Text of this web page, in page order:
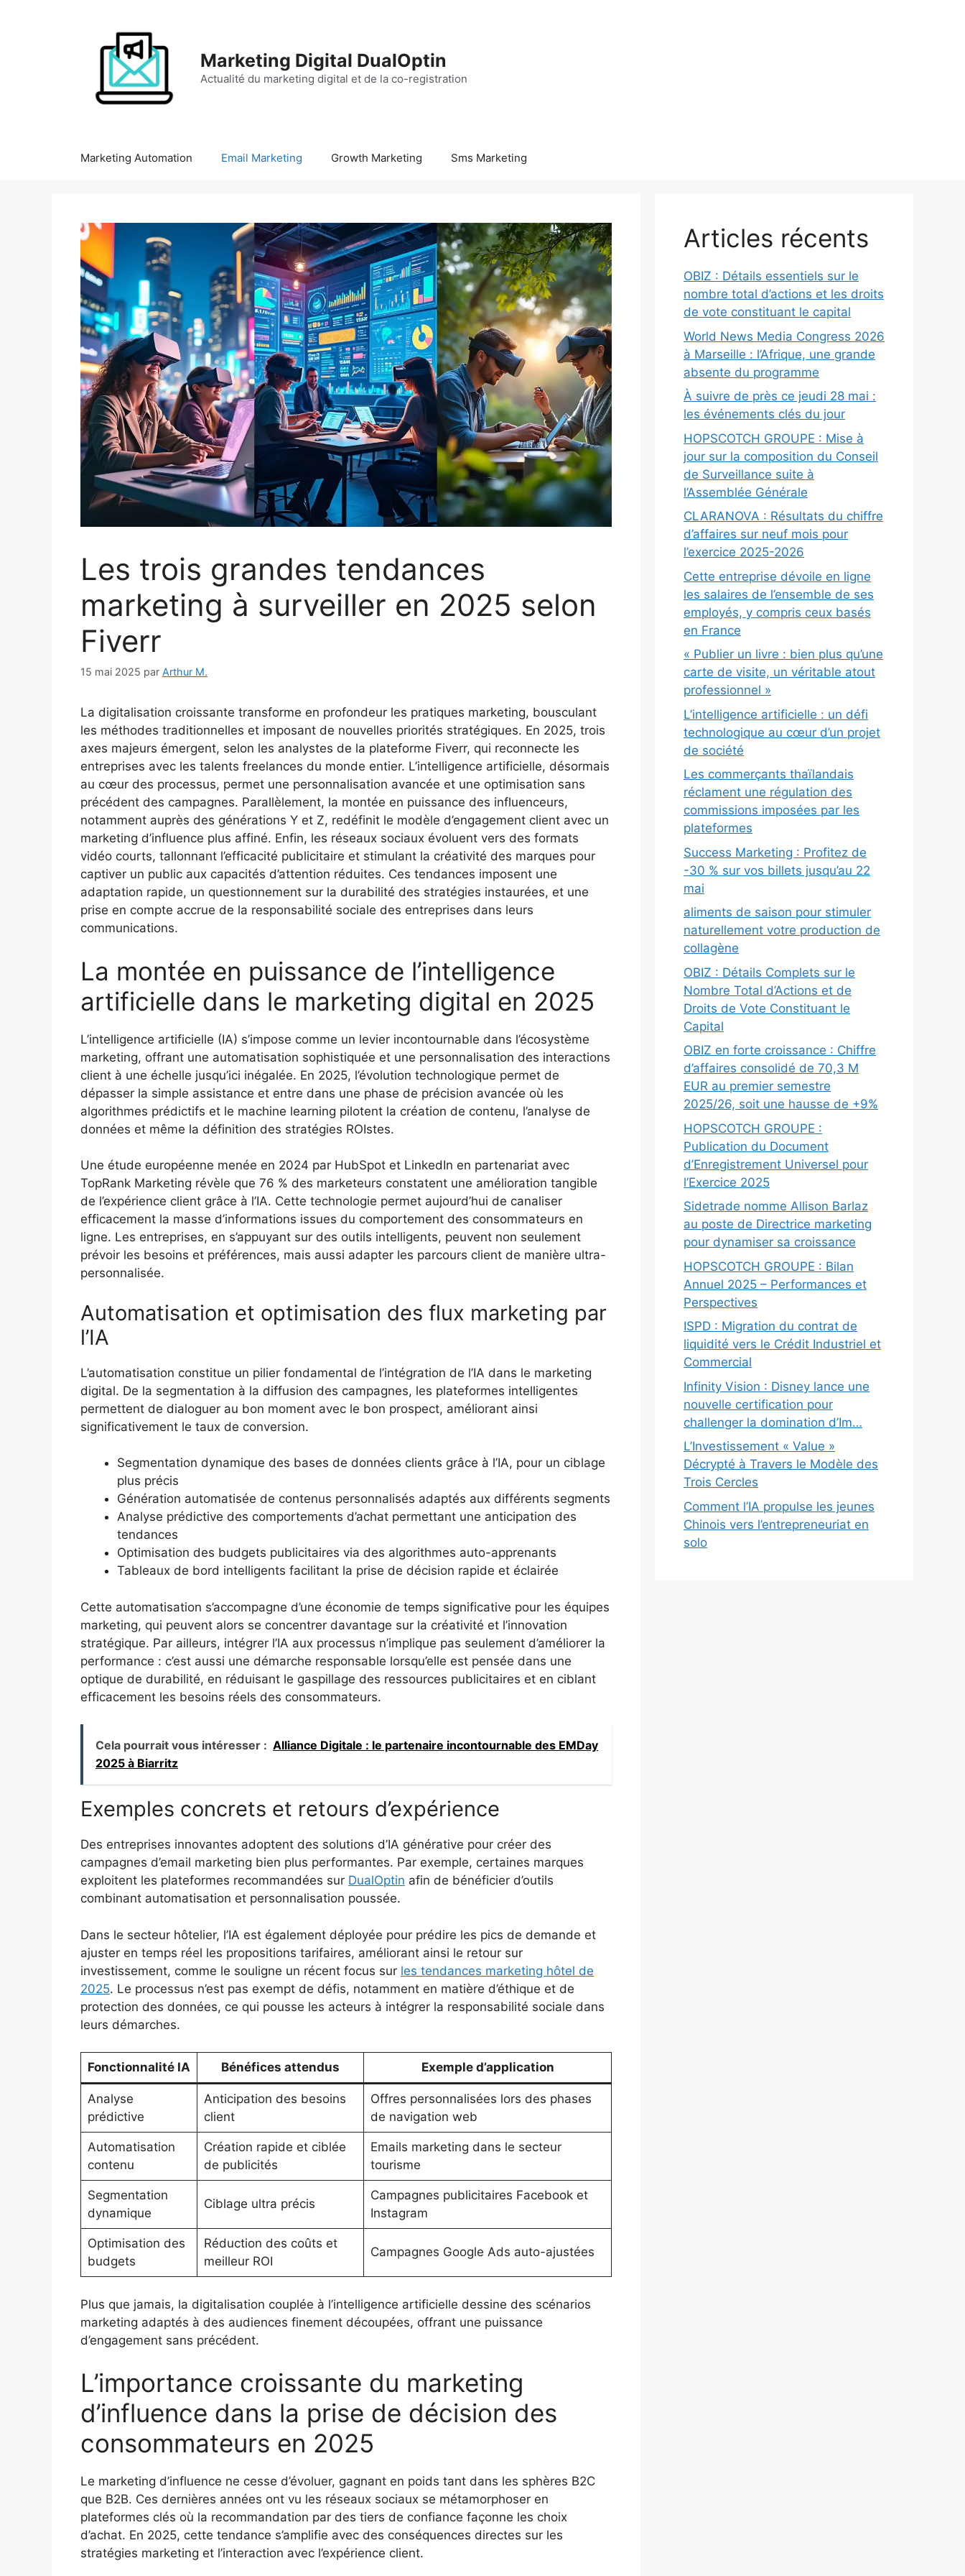
Marketing Digital DualOptin
Actualité du marketing digital et de la co-registration
Marketing Automation Email Marketing Growth Marketing Sms Marketing
Les trois grandes tendances
marketing à surveiller en 2025 selon
Fiverr
15 mai 2025 par Arthur M.
La digitalisation croissante transforme en profondeur les pratiques marketing, bousculant
les méthodes traditionnelles et imposant de nouvelles priorités stratégiques. En 2025, trois
axes majeurs émergent, selon les analystes de la plateforme Fiverr, qui reconnecte les
entreprises avec les talents freelances du monde entier. L’intelligence artificielle, désormais
au cœur des processus, permet une personnalisation avancée et une optimisation sans
précédent des campagnes. Parallèlement, la montée en puissance des influenceurs,
notamment auprès des générations Y et Z, redéfinit le modèle d’engagement client avec un
marketing d’influence plus affiné. Enfin, les réseaux sociaux évoluent vers des formats
vidéo courts, tallonnant l’efficacité publicitaire et stimulant la créativité des marques pour
captiver un public aux capacités d’attention réduites. Ces tendances imposent une
adaptation rapide, un questionnement sur la durabilité des stratégies instaurées, et une
prise en compte accrue de la responsabilité sociale des entreprises dans leurs
communications.
La montée en puissance de l’intelligence
artificielle dans le marketing digital en 2025
L’intelligence artificielle (IA) s’impose comme un levier incontournable dans l’écosystème
marketing, offrant une automatisation sophistiquée et une personnalisation des interactions
client à une échelle jusqu’ici inégalée. En 2025, l’évolution technologique permet de
dépasser la simple assistance et entre dans une phase de précision avancée où les
algorithmes prédictifs et le machine learning pilotent la création de contenu, l’analyse de
données et même la définition des stratégies ROIstes.
Une étude européenne menée en 2024 par HubSpot et LinkedIn en partenariat avec
TopRank Marketing révèle que 76 % des marketeurs constatent une amélioration tangible
de l’expérience client grâce à l’IA. Cette technologie permet aujourd’hui de canaliser
efficacement la masse d’informations issues du comportement des consommateurs en
ligne. Les entreprises, en s’appuyant sur des outils intelligents, peuvent non seulement
prévoir les besoins et préférences, mais aussi adapter les parcours client de manière ultra-
personnalisée.
Automatisation et optimisation des flux marketing par
l’IA
L’automatisation constitue un pilier fondamental de l’intégration de l’IA dans le marketing
digital. De la segmentation à la diffusion des campagnes, les plateformes intelligentes
permettent de dialoguer au bon moment avec le bon prospect, améliorant ainsi
significativement le taux de conversion.
Segmentation dynamique des bases de données clients grâce à l’IA, pour un ciblage
plus précis
Génération automatisée de contenus personnalisés adaptés aux différents segments
Analyse prédictive des comportements d’achat permettant une anticipation des
tendances
Optimisation des budgets publicitaires via des algorithmes auto-apprenants
Tableaux de bord intelligents facilitant la prise de décision rapide et éclairée
Cette automatisation s’accompagne d’une économie de temps significative pour les équipes
marketing, qui peuvent alors se concentrer davantage sur la créativité et l’innovation
stratégique. Par ailleurs, intégrer l’IA aux processus n’implique pas seulement d’améliorer la
performance : c’est aussi une démarche responsable lorsqu’elle est pensée dans une
optique de durabilité, en réduisant le gaspillage des ressources publicitaires et en ciblant
efficacement les besoins réels des consommateurs.
Cela pourrait vous intéresser : Alliance Digitale : le partenaire incontournable des EMDay
2025 à Biarritz
Exemples concrets et retours d’expérience
Des entreprises innovantes adoptent des solutions d’IA générative pour créer des
campagnes d’email marketing bien plus performantes. Par exemple, certaines marques
exploitent les plateformes recommandées sur DualOptin afin de bénéficier d’outils
combinant automatisation et personnalisation poussée.
Dans le secteur hôtelier, l’IA est également déployée pour prédire les pics de demande et
ajuster en temps réel les propositions tarifaires, améliorant ainsi le retour sur
investissement, comme le souligne un récent focus sur les tendances marketing hôtel de
2025. Le processus n’est pas exempt de défis, notamment en matière d’éthique et de
protection des données, ce qui pousse les acteurs à intégrer la responsabilité sociale dans
leurs démarches.
Fonctionnalité IA Bénéfices attendus Exemple d’application
Analyse
prédictive
Anticipation des besoins
client
Offres personnalisées lors des phases
de navigation web
Automatisation
contenu
Création rapide et ciblée
de publicités
Emails marketing dans le secteur
tourisme
Segmentation
dynamique
Ciblage ultra précis
Campagnes publicitaires Facebook et
Instagram
Optimisation des
budgets
Réduction des coûts et
meilleur ROI
Campagnes Google Ads auto-ajustées
Plus que jamais, la digitalisation couplée à l’intelligence artificielle dessine des scénarios
marketing adaptés à des audiences finement découpées, offrant une puissance
d’engagement sans précédent.
L’importance croissante du marketing
d’influence dans la prise de décision des
consommateurs en 2025
Le marketing d’influence ne cesse d’évoluer, gagnant en poids tant dans les sphères B2C
que B2B. Ces dernières années ont vu les réseaux sociaux se métamorphoser en
plateformes clés où la recommandation par des tiers de confiance façonne les choix
d’achat. En 2025, cette tendance s’amplifie avec des conséquences directes sur les
stratégies marketing et l’interaction avec l’expérience client.
Articles récents
OBIZ : Détails essentiels sur le
nombre total d’actions et les droits
de vote constituant le capital
World News Media Congress 2026
à Marseille : l’Afrique, une grande
absente du programme
À suivre de près ce jeudi 28 mai :
les événements clés du jour
HOPSCOTCH GROUPE : Mise à
jour sur la composition du Conseil
de Surveillance suite à
l’Assemblée Générale
CLARANOVA : Résultats du chiffre
d’affaires sur neuf mois pour
l’exercice 2025-2026
Cette entreprise dévoile en ligne
les salaires de l’ensemble de ses
employés, y compris ceux basés
en France
« Publier un livre : bien plus qu’une
carte de visite, un véritable atout
professionnel »
L’intelligence artificielle : un défi
technologique au cœur d’un projet
de société
Les commerçants thaïlandais
réclament une régulation des
commissions imposées par les
plateformes
Success Marketing : Profitez de
-30 % sur vos billets jusqu’au 22
mai
aliments de saison pour stimuler
naturellement votre production de
collagène
OBIZ : Détails Complets sur le
Nombre Total d’Actions et de
Droits de Vote Constituant le
Capital
OBIZ en forte croissance : Chiffre
d’affaires consolidé de 70,3 M
EUR au premier semestre
2025/26, soit une hausse de +9%
HOPSCOTCH GROUPE :
Publication du Document
d’Enregistrement Universel pour
l’Exercice 2025
Sidetrade nomme Allison Barlaz
au poste de Directrice marketing
pour dynamiser sa croissance
HOPSCOTCH GROUPE : Bilan
Annuel 2025 – Performances et
Perspectives
ISPD : Migration du contrat de
liquidité vers le Crédit Industriel et
Commercial
Infinity Vision : Disney lance une
nouvelle certification pour
challenger la domination d’Im…
L’Investissement « Value »
Décrypté à Travers le Modèle des
Trois Cercles
Comment l’IA propulse les jeunes
Chinois vers l’entrepreneuriat en
solo